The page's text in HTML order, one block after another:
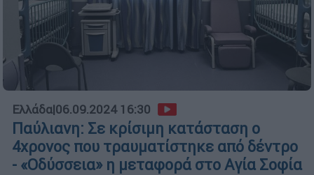
Ελλάδα|06.09.2024 16:30
Παύλιανη: Σε κρίσιμη κατάσταση ο
4χρονος που τραυματίστηκε από δέντρο
- «Οδύσσεια» η μεταφορά στο Αγία Σοφία